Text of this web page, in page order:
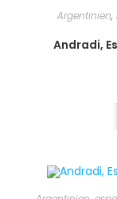
Argentinien,
Andradi,